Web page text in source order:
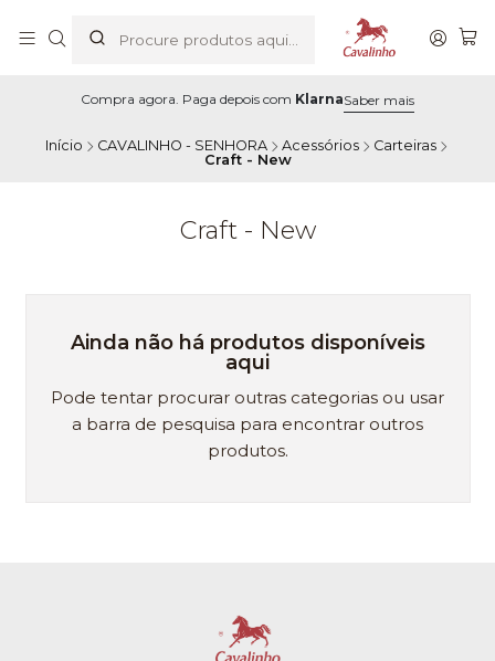
Compra agora. Paga depois com KlarnaSaber mais
Início CAVALINHO - SENHORA Acessórios
Carteiras
Craft - New
Craft - New
Ainda não há produtos disponíveis
aqui
Pode tentar procurar outras categorias ou usar
a barra de pesquisa para encontrar outros
produtos.